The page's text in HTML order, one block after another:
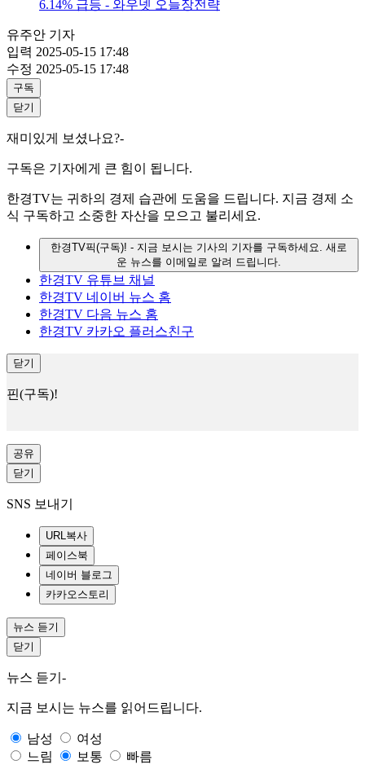
6.14% 급등 - 와우넷 오늘장전략
유주안 기자
입력 2025-05-15 17:48
수정 2025-05-15 17:48
구독
닫기
재미있게 보셨나요?-
구독은 기자에게 큰 힘이 됩니다.
한경TV는 귀하의 경제 습관에 도움을 드립니다. 지금 경제 소
식 구독하고 소중한 자산을 모으고 불리세요.
한경TV픽(구독)! - 지금 보시는 기사의 기자를 구독하세요. 새로
운 뉴스를 이메일로 알려 드립니다.
한경TV 유튜브 채널
한경TV 네이버 뉴스 홈
한경TV 다음 뉴스 홈
한경TV 카카오 플러스친구
닫기
핀(구독)!
공유
닫기
SNS 보내기
URL복사
페이스북
네이버 블로그
카카오스토리
뉴스 듣기
닫기
뉴스 듣기-
지금 보시는 뉴스를 읽어드립니다.
남성
여성
느림
보통 빠름